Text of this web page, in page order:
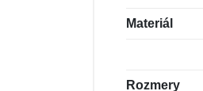
Materiál
Rozmery